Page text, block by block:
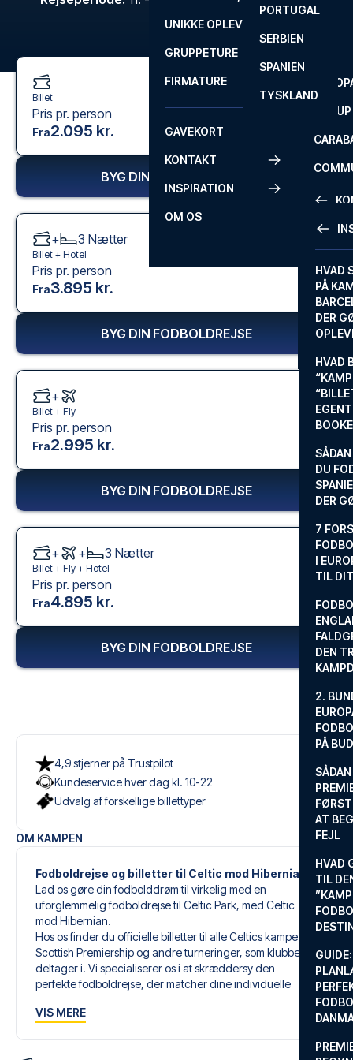
FA CUP
ROM
SEVILLA
PORTUGAL
SERBIEN
SPANIEN
TYSKLAND
UNIKKE OPLEVELSER
GRUPPETURE
FIRMATURE
GAVEKORT
KONTAKT
FAQ
INSPIRATION
HVAD
PÅ
DER
HVAD
DU
DER
7
I
TIL
DEN
2.
PÅ
AT
FEJL
HVAD
TIL
OM OS
4,9 stjerner på Trustpilot
Kundeservice hver dag kl. 10-22
Udvalg af forskellige billettyper
OM KAMPEN
Fodboldrejse og billetter til Celtic mod Hibernian
Lad os gøre din fodbolddrøm til virkelig med en
uforglemmelig fodboldrejse til Celtic Park, med Celtic
mod Hibernian.
Hos os finder du officielle billetter til alle Celtics kampe i
Scottish Premiership og andre turneringer, som klubben
deltager i. Vi specialiserer os i at skræddersy den
perfekte fodboldrejse, der matcher dine individuelle
VIS MERE
Billet
Pris pr. person
Fra2.095 kr.
BYG DIN FODBOLDREJSE
+ 3 Nætter
Billet + Hotel
Pris pr. person
Fra3.895 kr.
BYG DIN FODBOLDREJSE
+
Billet + Fly
Pris pr. person
Fra2.995 kr.
BYG DIN FODBOLDREJSE
+ + 3 Nætter
Billet + Fly + Hotel
Pris pr. person
Fra4.895 kr.
BYG DIN FODBOLDREJSE